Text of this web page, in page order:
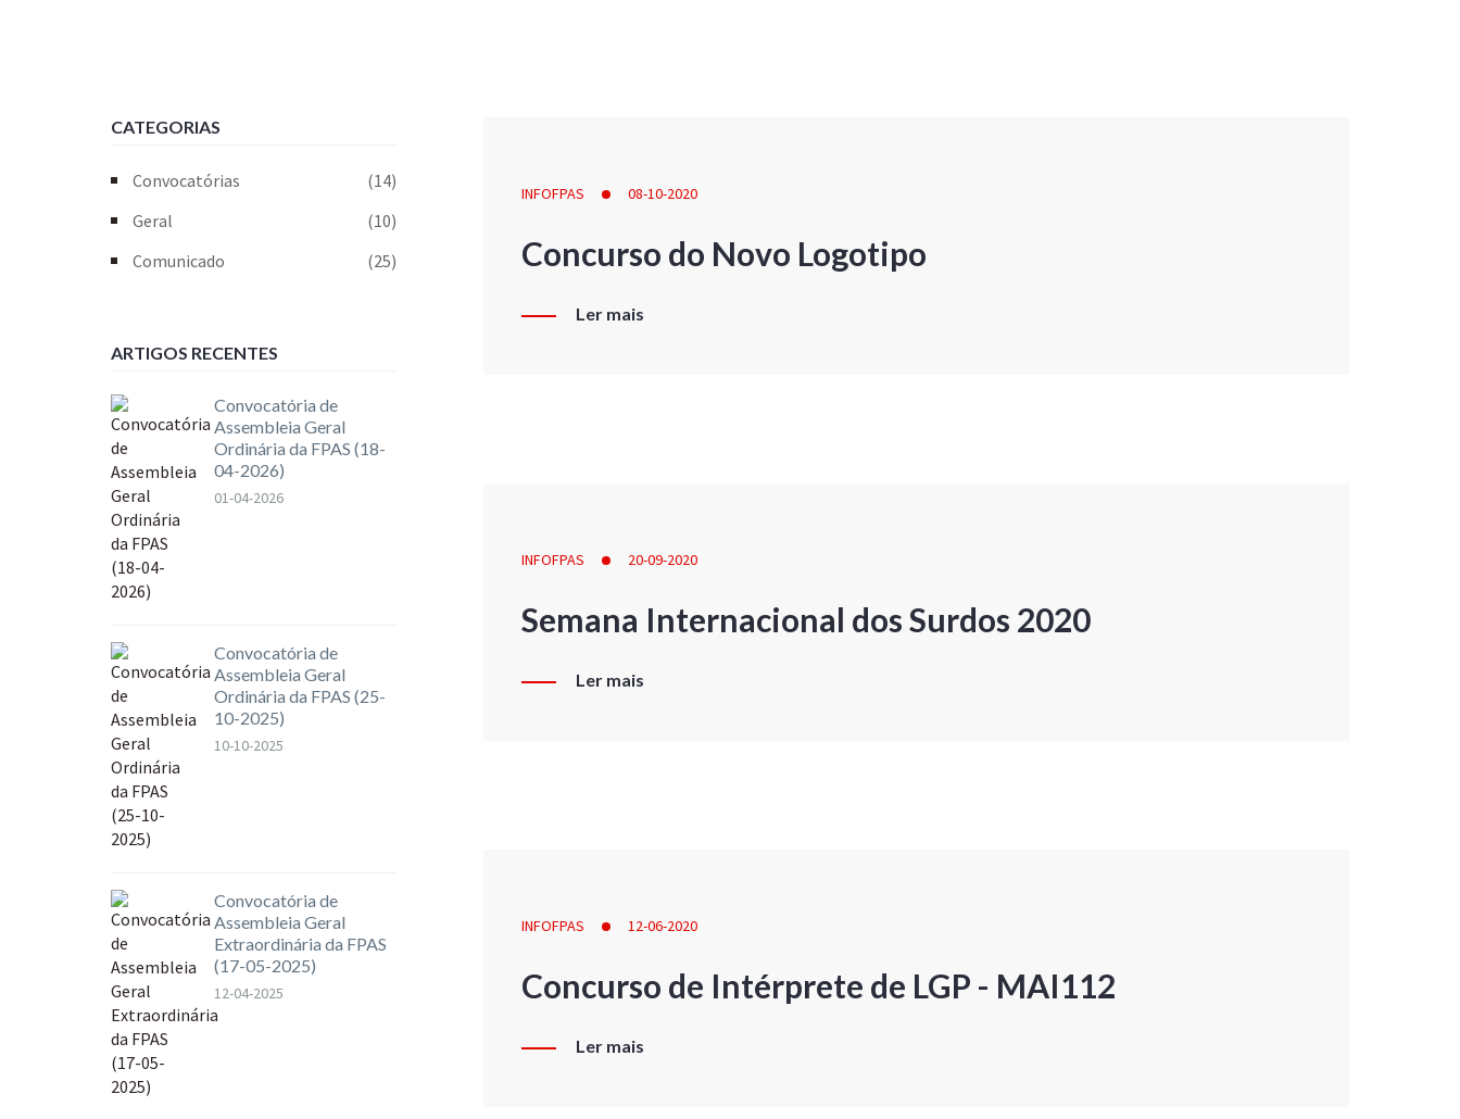
INFOFPAS 08-10-2020
Concurso do Novo Logotipo
Ler mais
INFOFPAS 20-09-2020
Semana Internacional dos Surdos 2020
Ler mais
INFOFPAS 12-06-2020
Concurso de Intérprete de LGP - MAI112
Ler mais
CATEGORIAS
Convocatórias
(14)
Geral
(10)
Comunicado
(25)
ARTIGOS RECENTES
Convocatória de
Assembleia Geral
Ordinária da FPAS (18-
04-2026)
01-04-2026
Convocatória de
Assembleia Geral
Ordinária da FPAS (25-
10-2025)
10-10-2025
Convocatória de
Assembleia Geral
Extraordinária da FPAS
(17-05-2025)
12-04-2025